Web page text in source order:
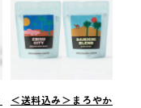
＜送料込み＞まろやか